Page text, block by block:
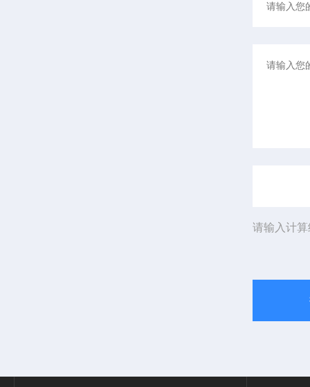
请输入计